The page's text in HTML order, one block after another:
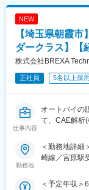
変更の範囲：
（2）電極開発
・内容：電気
最大化する
いた最適設計
・内容：応力
ョンを駆使し
・特長：評価
具合対
す。
NEW
【埼玉県朝霞
ダークラス】【
株式会社BREXA
正社員 5名以上採用
仕事内容
オートバイの
て、CAE解析
~ご経験を活
時間程度／定
勤務地
＜勤務地詳細
崎線／宮原駅
＜予定年収＞